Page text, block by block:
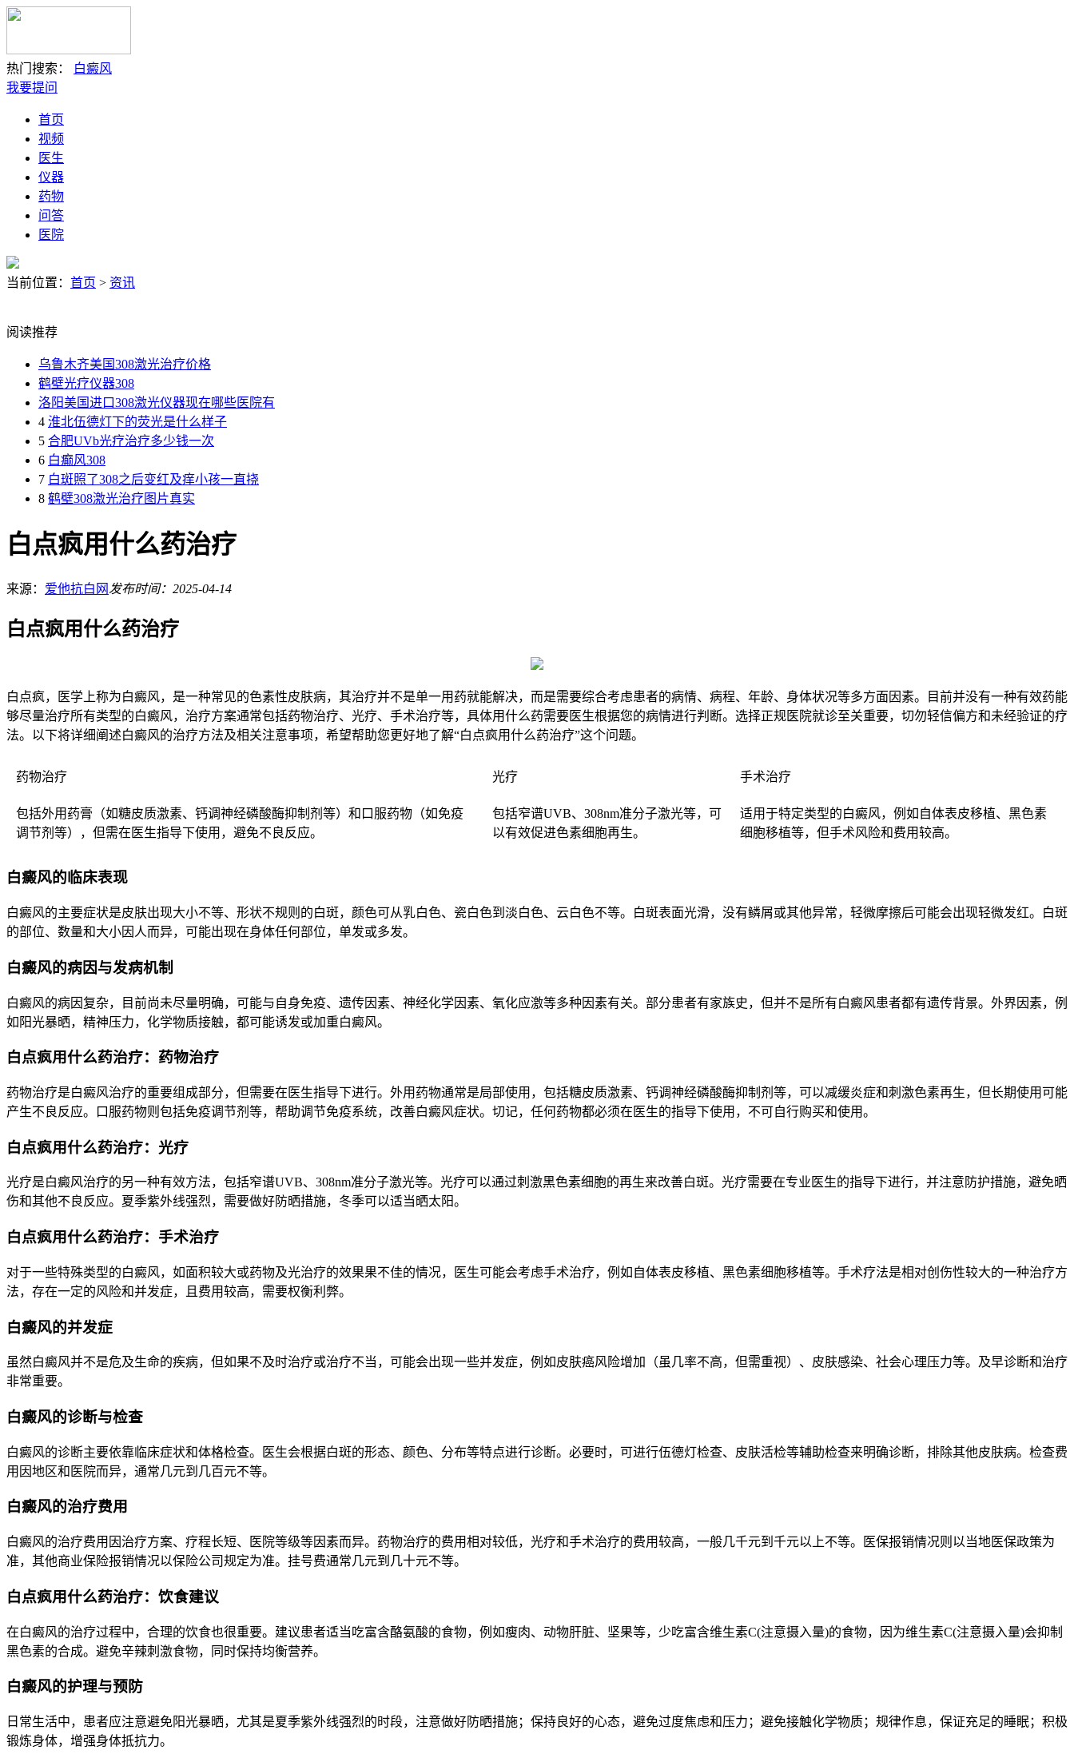
热门搜索：
白癜风
我要提问
首页
视频
医生
仪器
药物
问答
医院
当前位置： 首页 > 资讯
阅读推荐
乌鲁木齐美国308激光治疗价格
鹤壁光疗仪器308
洛阳美国进口308激光仪器现在哪些医院有
4 淮北伍德灯下的荧光是什么样子
5 合肥UVb光疗治疗多少钱一次
6 白癫风308
7 白斑照了308之后变红及痒小孩一直挠
8 鹤壁308激光治疗图片真实
白点疯用什么药治疗
来源： 爱他抗白网 发布时间：2025-04-14
白点疯用什么药治疗
白点疯，医学上称为白癜风，是一种常见的色素性皮肤病，其治疗并不是单一用药就能解决，而是需要综合考虑患者的病情、病程、年龄、身体状况等多方面因素。目前并没有一种有效药能
够尽量治疗所有类型的白癜风，治疗方案通常包括药物治疗、光疗、手术治疗等，具体用什么药需要医生根据您的病情进行判断。选择正规医院就诊至关重要，切勿轻信偏方和未经验证的疗
法。以下将详细阐述白癜风的治疗方法及相关注意事项，希望帮助您更好地了解“白点疯用什么药治疗”这个问题。
药物治疗 光疗 手术治疗
包括外用药膏（如糖皮质激素、钙调神经磷酸酶抑制剂等）和口服药物（如免疫
调节剂等），但需在医生指导下使用，避免不良反应。
包括窄谱UVB、308nm准分子激光等，可
以有效促进色素细胞再生。
适用于特定类型的白癜风，例如自体表皮移植、黑色素
细胞移植等，但手术风险和费用较高。
白癜风的临床表现
白癜风的主要症状是皮肤出现大小不等、形状不规则的白斑，颜色可从乳白色、瓷白色到淡白色、云白色不等。白斑表面光滑，没有鳞屑或其他异常，轻微摩擦后可能会出现轻微发红。白斑
的部位、数量和大小因人而异，可能出现在身体任何部位，单发或多发。
白癜风的病因与发病机制
白癜风的病因复杂，目前尚未尽量明确，可能与自身免疫、遗传因素、神经化学因素、氧化应激等多种因素有关。部分患者有家族史，但并不是所有白癜风患者都有遗传背景。外界因素，例
如阳光暴晒，精神压力，化学物质接触，都可能诱发或加重白癜风。
白点疯用什么药治疗：药物治疗
药物治疗是白癜风治疗的重要组成部分，但需要在医生指导下进行。外用药物通常是局部使用，包括糖皮质激素、钙调神经磷酸酶抑制剂等，可以减缓炎症和刺激色素再生，但长期使用可能
产生不良反应。口服药物则包括免疫调节剂等，帮助调节免疫系统，改善白癜风症状。切记，任何药物都必须在医生的指导下使用，不可自行购买和使用。
白点疯用什么药治疗：光疗
光疗是白癜风治疗的另一种有效方法，包括窄谱UVB、308nm准分子激光等。光疗可以通过刺激黑色素细胞的再生来改善白斑。光疗需要在专业医生的指导下进行，并注意防护措施，避免晒
伤和其他不良反应。夏季紫外线强烈，需要做好防晒措施，冬季可以适当晒太阳。
白点疯用什么药治疗：手术治疗
对于一些特殊类型的白癜风，如面积较大或药物及光治疗的效果果不佳的情况，医生可能会考虑手术治疗，例如自体表皮移植、黑色素细胞移植等。手术疗法是相对创伤性较大的一种治疗方
法，存在一定的风险和并发症，且费用较高，需要权衡利弊。
白癜风的并发症
虽然白癜风并不是危及生命的疾病，但如果不及时治疗或治疗不当，可能会出现一些并发症，例如皮肤癌风险增加（虽几率不高，但需重视）、皮肤感染、社会心理压力等。及早诊断和治疗
非常重要。
白癜风的诊断与检查
白癜风的诊断主要依靠临床症状和体格检查。医生会根据白斑的形态、颜色、分布等特点进行诊断。必要时，可进行伍德灯检查、皮肤活检等辅助检查来明确诊断，排除其他皮肤病。检查费
用因地区和医院而异，通常几元到几百元不等。
白癜风的治疗费用
白癜风的治疗费用因治疗方案、疗程长短、医院等级等因素而异。药物治疗的费用相对较低，光疗和手术治疗的费用较高，一般几千元到千元以上不等。医保报销情况则以当地医保政策为
准，其他商业保险报销情况以保险公司规定为准。挂号费通常几元到几十元不等。
白点疯用什么药治疗：饮食建议
在白癜风的治疗过程中，合理的饮食也很重要。建议患者适当吃富含酪氨酸的食物，例如瘦肉、动物肝脏、坚果等，少吃富含维生素C(注意摄入量)的食物，因为维生素C(注意摄入量)会抑制
黑色素的合成。避免辛辣刺激食物，同时保持均衡营养。
白癜风的护理与预防
日常生活中，患者应注意避免阳光暴晒，尤其是夏季紫外线强烈的时段，注意做好防晒措施；保持良好的心态，避免过度焦虑和压力；避免接触化学物质；规律作息，保证充足的睡眠；积极
锻炼身体，增强身体抵抗力。